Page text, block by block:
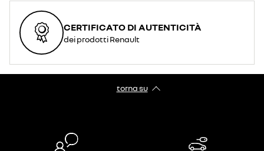
CERTIFICATO DI AUTENTICITÀ
dei prodotti Renault
torna su